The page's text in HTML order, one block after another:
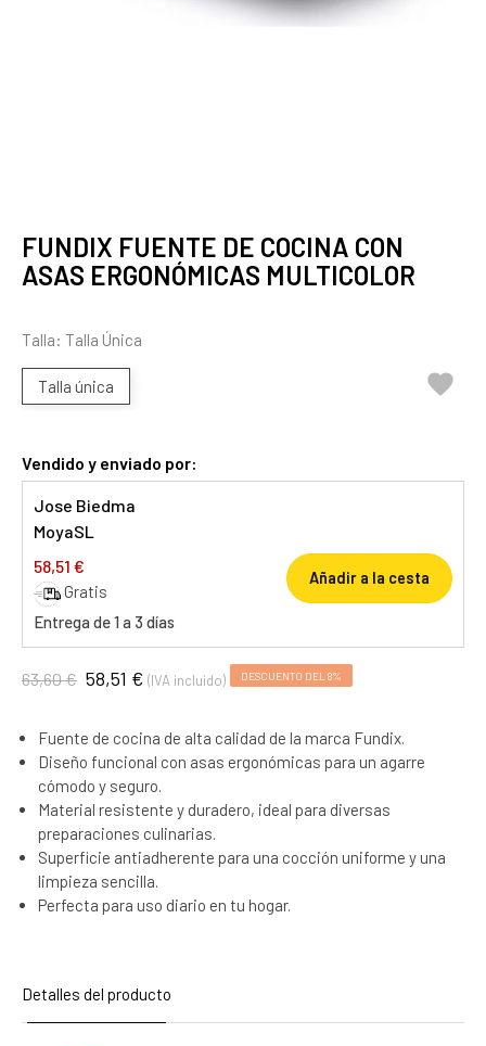
FUNDIX FUENTE DE COCINA CON
ASAS ERGONÓMICAS MULTICOLOR
Talla: Talla Única
Talla única 
Vendido y enviado por:
Jose Biedma
MoyaSL
58,51 €
Gratis
Entrega de 1 a 3 días
Añadir a la cesta
63,60 € 58,51 € (IVA incluido) DESCUENTO DEL 8%
Fuente de cocina de alta calidad de la marca Fundix.
Diseño funcional con asas ergonómicas para un agarre
cómodo y seguro.
Material resistente y duradero, ideal para diversas
preparaciones culinarias.
Superficie antiadherente para una cocción uniforme y una
limpieza sencilla.
Perfecta para uso diario en tu hogar.
Detalles del producto